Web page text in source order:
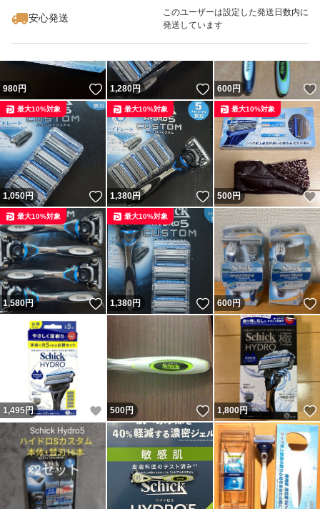
#敏感肌
#5枚刃
#キャンプ
#旅行
安心発送
このユーザーは設定した発送日数内に
発送しています
980円 いいね！
1,280円 いいね！
600円
1,050円 いいね！
最大10%対象
1,380円 いいね！
最大10%対象
500円
最大10%対象
1,580円 いいね！
最大10%対象
1,380円 いいね！
最大10%対象
600円
1,495円 いいね！
500円 いいね！
1,800円